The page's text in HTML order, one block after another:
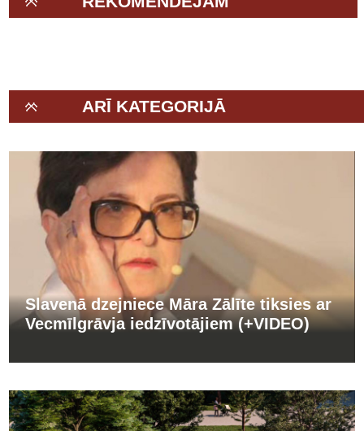
ARĪ KATEGORIJĀ
Slavenā dzejniece Māra Zālīte tiksies ar
Vecmīlgrāvja iedzīvotājiem (+VIDEO)